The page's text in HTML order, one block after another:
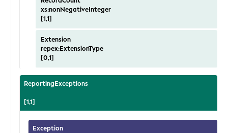
xs:nonNegativeInteger
[1,1]
Extension
repex:ExtensionType
[0,1]
ReportingExceptions
[1,1]
Exception